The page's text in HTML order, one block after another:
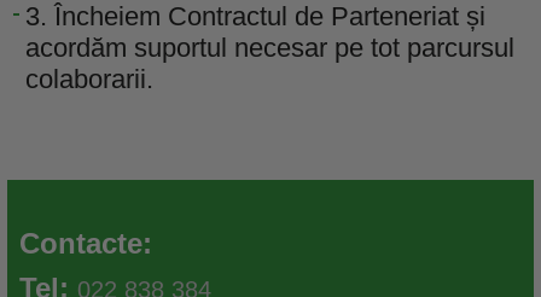
3. Încheiem Contractul de Parteneriat și
acordăm suportul necesar pe tot parcursul
colaborarii.
Contacte:
Tel: 022 838 384